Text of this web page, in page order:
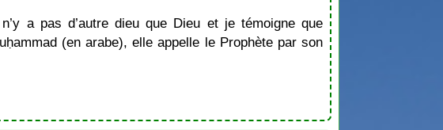
a pas d’autre dieu que Dieu et je témoigne que
(en arabe), elle appelle le Prophète par son